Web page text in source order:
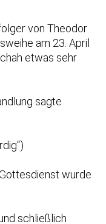
von Theodor
am 23. April
etwas sehr
sagte
wurde
schließlich